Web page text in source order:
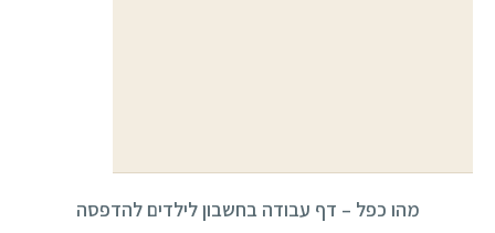
מהו כפל – דף עבודה בחשבון לילדים להדפסה